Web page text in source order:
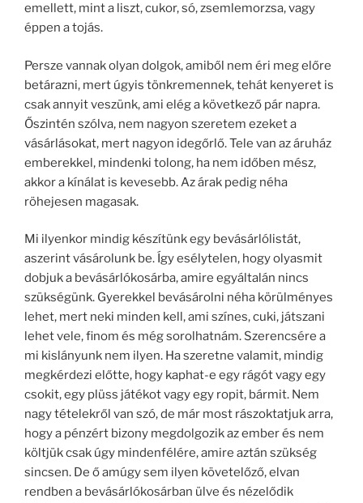
emellett, mint a liszt, cukor, só, zsemlemorzsa, vagy
éppen a tojás.
Persze vannak olyan dolgok, amiből nem éri meg előre
betárazni, mert úgyis tönkremennek, tehát kenyeret is
csak annyit veszünk, ami elég a következő pár napra.
Őszintén szólva, nem nagyon szeretem ezeket a
vásárlásokat, mert nagyon idegőrlő. Tele van az áruház
emberekkel, mindenki tolong, ha nem időben mész,
akkor a kínálat is kevesebb. Az árak pedig néha
röhejesen magasak.
Mi ilyenkor mindig készítünk egy bevásárlólistát,
aszerint vásárolunk be. Így esélytelen, hogy olyasmit
dobjuk a bevásárlókosárba, amire egyáltalán nincs
szükségünk. Gyerekkel bevásárolni néha körülményes
lehet, mert neki minden kell, ami színes, cuki, játszani
lehet vele, finom és még sorolhatnám. Szerencsére a
mi kislányunk nem ilyen. Ha szeretne valamit, mindig
megkérdezi előtte, hogy kaphat-e egy rágót vagy egy
csokit, egy plüss játékot vagy egy ropit, bármit. Nem
nagy tételekről van szó, de már most rászoktatjuk arra,
hogy a pénzért bizony megdolgozik az ember és nem
költjük csak úgy mindenfélére, amire aztán szükség
sincsen. De ő amúgy sem ilyen követelőző, elvan
rendben a bevásárlókosárban ülve és nézelődik